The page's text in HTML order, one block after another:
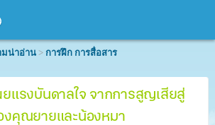
น่าอ่าน> การฝึก การสื่อสาร
แรงบันดาลใจ จากการสูญเสียสู่
งคุณยายและน้องหมา